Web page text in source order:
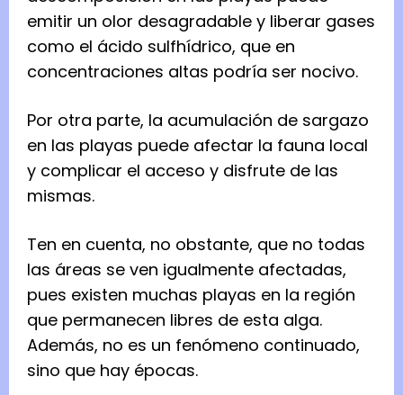
emitir un olor desagradable y liberar gases
como el ácido sulfhídrico, que en
concentraciones altas podría ser nocivo.
Por otra parte, la acumulación de sargazo
en las playas puede afectar la fauna local
y complicar el acceso y disfrute de las
mismas.
Ten en cuenta, no obstante, que no todas
las áreas se ven igualmente afectadas,
pues existen muchas playas en la región
que permanecen libres de esta alga.
Además, no es un fenómeno continuado,
sino que hay épocas.